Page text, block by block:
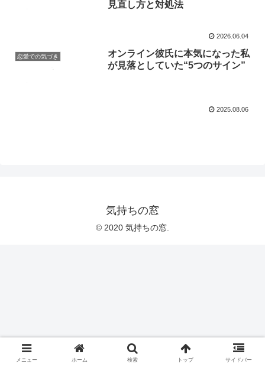
見直し方と対処法
2026.06.04
恋愛での気づき
オンライン彼氏に本気になった私
が見落としていた“5つのサイン”
2025.08.06
気持ちの窓
© 2020 気持ちの窓.
メニュー ホーム 検索 トップ サイドバー